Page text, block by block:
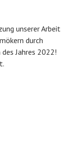
unserer Arbeit
durch
Jahres 2022!